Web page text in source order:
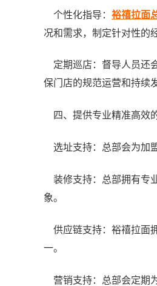
个性化指导： 裕禧拉面
况和需求，制定针对性的
定期巡店：督导人员还
保门店的规范运营和持续
四、提供专业精准高效
选址支持：总部会为加
装修支持：总部拥有专
象。
供应链支持：裕禧拉面
一。
营销支持：总部会定期